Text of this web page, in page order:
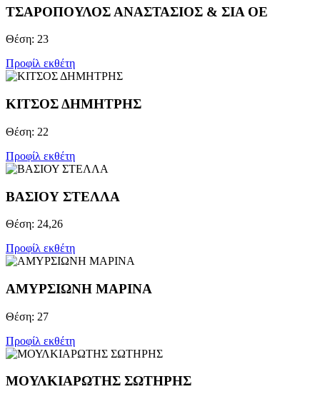
ΤΣΑΡΟΠΟΥΛΟΣ ΑΝΑΣΤΑΣΙΟΣ & ΣΙΑ ΟΕ
Θέση: 23
Προφίλ εκθέτη
ΚΙΤΣΟΣ ΔΗΜΗΤΡΗΣ
Θέση: 22
Προφίλ εκθέτη
ΒΑΣΙΟΥ ΣΤΕΛΛΑ
Θέση: 24,26
Προφίλ εκθέτη
ΑΜΥΡΣΙΩΝΗ ΜΑΡΙΝΑ
Θέση: 27
Προφίλ εκθέτη
ΜΟΥΛΚΙΑΡΩΤΗΣ ΣΩΤΗΡΗΣ